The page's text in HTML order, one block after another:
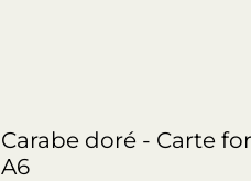
Carabe doré - Carte
A6